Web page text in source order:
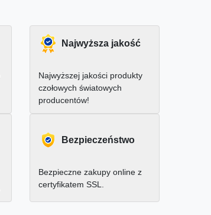
Najwyższa jakość
Najwyższej jakości produkty
czołowych światowych
producentów!
Bezpieczeństwo
Bezpieczne zakupy online z
certyfikatem SSL.